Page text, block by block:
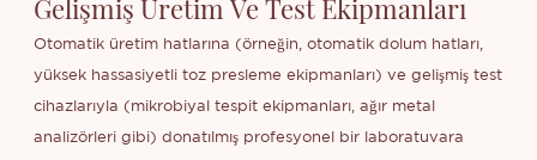
Gelişmiş Üretim Ve Test Ekipmanları
Otomatik üretim hatlarına (örneğin, otomatik dolum hatları,
yüksek hassasiyetli toz presleme ekipmanları) ve gelişmiş test
cihazlarıyla (mikrobiyal tespit ekipmanları, ağır metal
analizörleri gibi) donatılmış profesyonel bir laboratuvara